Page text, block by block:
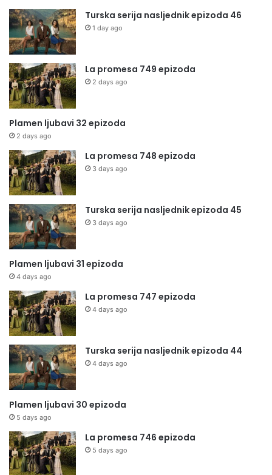
Turska serija nasljednik epizoda 46
1 day ago
La promesa 749 epizoda
2 days ago
Plamen ljubavi 32 epizoda
2 days ago
La promesa 748 epizoda
3 days ago
Turska serija nasljednik epizoda 45
3 days ago
Plamen ljubavi 31 epizoda
4 days ago
La promesa 747 epizoda
4 days ago
Turska serija nasljednik epizoda 44
4 days ago
Plamen ljubavi 30 epizoda
5 days ago
La promesa 746 epizoda
5 days ago